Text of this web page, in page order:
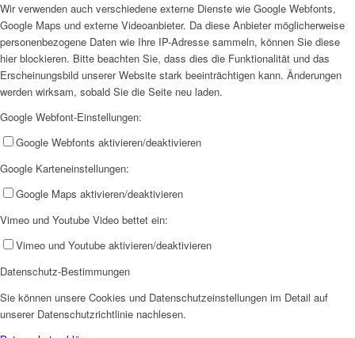
Wir verwenden auch verschiedene externe Dienste wie Google Webfonts,
Google Maps und externe Videoanbieter. Da diese Anbieter möglicherweise
personenbezogene Daten wie Ihre IP-Adresse sammeln, können Sie diese
hier blockieren. Bitte beachten Sie, dass dies die Funktionalität und das
Erscheinungsbild unserer Website stark beeinträchtigen kann. Änderungen
werden wirksam, sobald Sie die Seite neu laden.
Google Webfont-Einstellungen:
Google Webfonts aktivieren/deaktivieren
Google Karteneinstellungen:
Google Maps aktivieren/deaktivieren
Vimeo und Youtube Video bettet ein:
Vimeo und Youtube aktivieren/deaktivieren
Datenschutz-Bestimmungen
Sie können unsere Cookies und Datenschutzeinstellungen im Detail auf
unserer Datenschutzrichtlinie nachlesen.